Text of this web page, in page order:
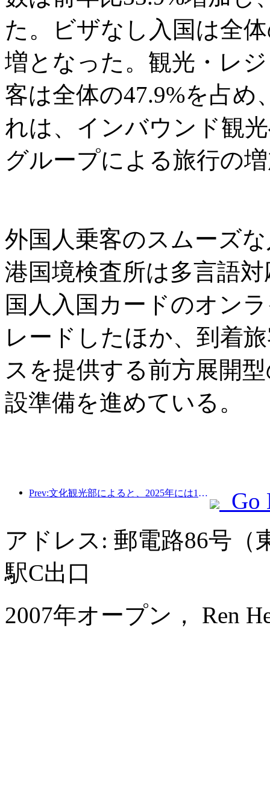
た。ビザなし入国は全
増となった。観光・レ
客は全体の47.9%を占め
れは、インバウンド観
グループによる旅行の
外国人乗客のスムーズ
港国境検査所は多言語
国人入国カードのオン
レードしたほか、到着
スを提供する前方展開
設準備を進めている。
Prev:文化観光部によると、2025年には16,994か所のA級景勝地が75億1000万人の観光客を迎え、5544億9000万元の観光収入を生み出した。
Go
アドレス: 郵電路86号（
駅C出口
2007年オープン， Ren